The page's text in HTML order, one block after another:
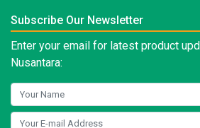
Subscribe Our Newsletter
Enter your email for latest product
Nusantara: